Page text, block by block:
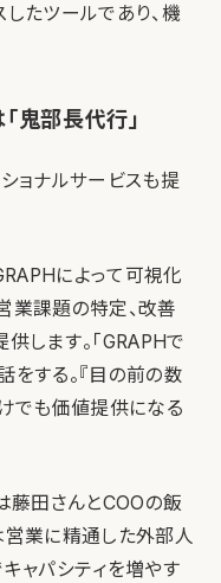
たツールであり、機
鬼部長代行」
ョナルサービスも提
によって可視化
業課題の特定、改善
します。「GRAPHで
する。『目の前の数
でも価値提供になる
藤田さんとCOOの飯
営業に精通した外部人
ャパシティを増やす